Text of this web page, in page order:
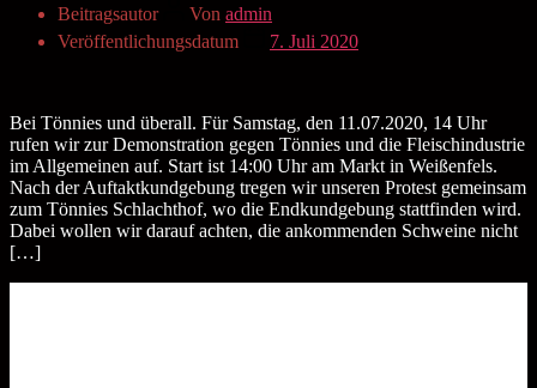
Beitragsautor Von admin
Veröffentlichungsdatum
7. Juli 2020
Bei Tönnies und überall. Für Samstag, den 11.07.2020, 14 Uhr
rufen wir zur Demonstration gegen Tönnies und die Fleischindustrie
im Allgemeinen auf. Start ist 14:00 Uhr am Markt in Weißenfels.
Nach der Auftaktkundgebung tregen wir unseren Protest gemeinsam
zum Tönnies Schlachthof, wo die Endkundgebung stattfinden wird.
Dabei wollen wir darauf achten, die ankommenden Schweine nicht
[…]